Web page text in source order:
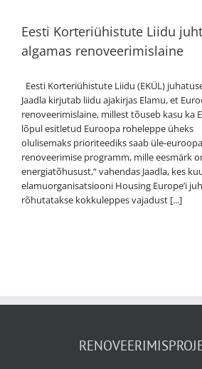
Eesti Korteriühistute Liidu
algamas renoveerimislaine
Eesti Korteriühistute Liidu (EKÜL)
Jaadla kirjutab liidu ajakirjas Elamu, et
renoveerimislaine, millest tõuseb kasu ka
lõpul esitletud Euroopa roheleppe üheks
olulisemaks prioriteediks saab üle-
renoveerimise programm, mille eesmärk
energiatõhusust,“ vahendas Jaadla, kes
elamuorganisatsiooni Housing Europe’i
rõhutatakse kokkuleppes vajadust [...]